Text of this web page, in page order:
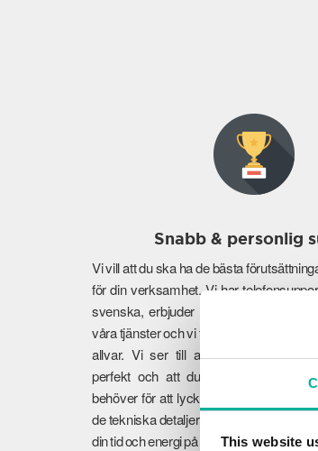
This website
Snabb & personlig
Vi vill att du ska ha de bästa
för din verksamhet. Vi har
svenska, erbjuder 30 dagars öppet köp
våra tjänster och vi tar er feedback på
allvar. Vi ser till att dina tjänster
perfekt och att du får den vägledning
behöver för att lyckas online. Vi tar hand
de tekniska detaljerna så att du kan
din tid och energi på din verksamhet.